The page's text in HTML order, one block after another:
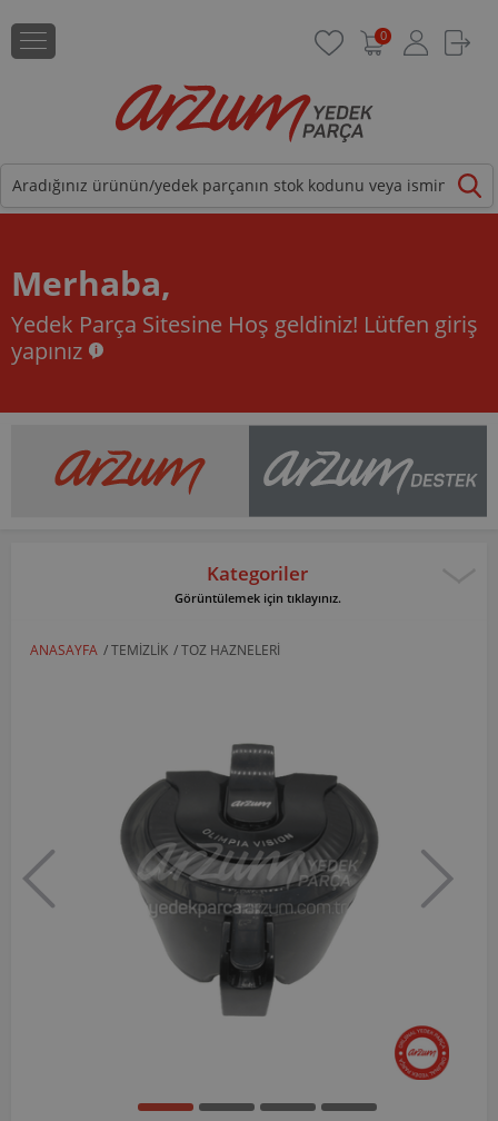
0
Merhaba,
Yedek Parça Sitesine Hoş geldiniz! Lütfen giriş
yapınız
Kategoriler
Görüntülemek için tıklayınız.
ANASAYFA /TEMIZLIK /TOZ HAZNELERI